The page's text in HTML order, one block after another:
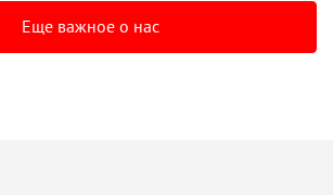
Еще важное о нас